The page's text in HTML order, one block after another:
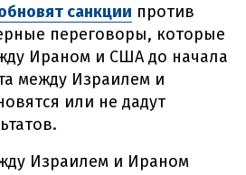
санкции против
переговоры, которые
Ираном и США до начала
между Израилем и
или не дадут
Израилем и Ираном